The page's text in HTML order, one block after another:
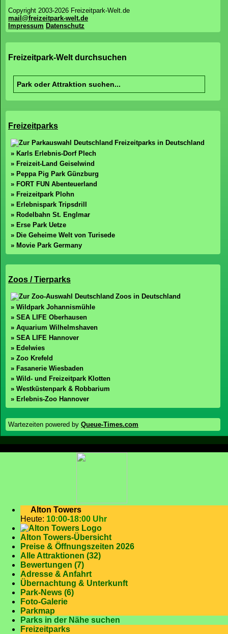
Copyright 2003-2026 Freizeitpark-Welt.de
mail@freizeitpark-welt.de
Impressum Datenschutz
Freizeitpark-Welt durchsuchen
Freizeitparks
Freizeitparks in Deutschland
» Karls Erlebnis-Dorf Plech
» Freizeit-Land Geiselwind
» Peppa Pig Park Günzburg
» FORT FUN Abenteuerland
» Freizeitpark Plohn
» Erlebnispark Tripsdrill
» Rodelbahn St. Englmar
» Erse Park Uetze
» Die Geheime Welt von Turisede
» Movie Park Germany
Zoos / Tierparks
Zoos in Deutschland
» Wildpark Johannismühle
» SEA LIFE Oberhausen
» Aquarium Wilhelmshaven
» SEA LIFE Hannover
» Edelwies
» Zoo Krefeld
» Fasanerie Wiesbaden
» Wild- und Freizeitpark Klotten
» Westküstenpark & Robbarium
» Erlebnis-Zoo Hannover
Wartezeiten powered by Queue-Times.com
Alton Towers
Heute: 10:00-18:00 Uhr
Alton Towers-Übersicht
Preise & Öffnungszeiten 2026
Alle Attraktionen (32)
Bewertungen (7)
Adresse & Anfahrt
Übernachtung & Unterkunft
Park-News (6)
Foto-Galerie
Parkmap
Parks in der Nähe suchen
Freizeitparks